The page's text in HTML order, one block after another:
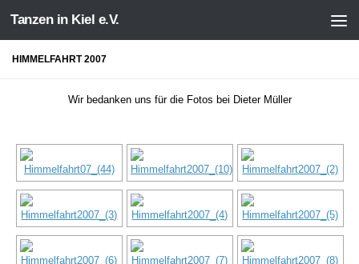
Zum Inhalt springen
Tanzen in Kiel e.V.
HIMMELFAHRT 2007
Wir bedanken uns für die Fotos bei Dieter Müller